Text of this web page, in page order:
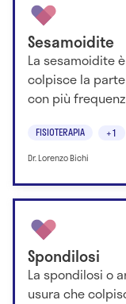
Sesamoidite
La sesamoidite
colpisce la
con più
FISIOTERAPIA +1
Dr. Lorenzo Bichi
Spondilosi
La spondilosi o
usura che